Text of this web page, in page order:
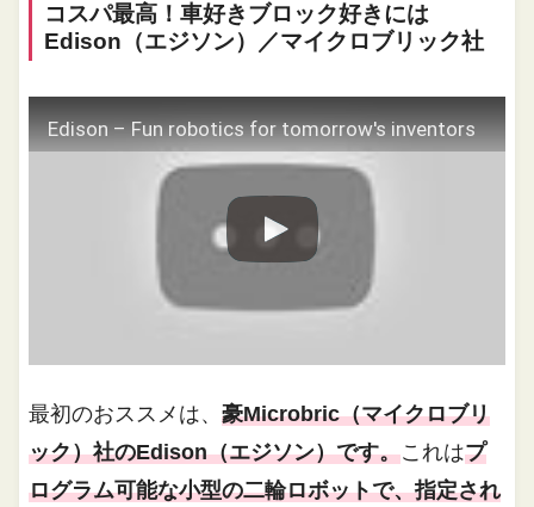
コスパ最高！車好きブロック好きには
Edison（エジソン）／マイクロブリック社
Edison – Fun robotics for tomorrow's inventors
最初のおススメは、豪Microbric（マイクロブリ
ック）社のEdison（エジソン）です。これはプ
ログラム可能な小型の二輪ロボットで、指定され